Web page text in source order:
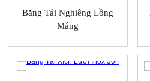
Băng Tải Nghiêng Lồng
Máng